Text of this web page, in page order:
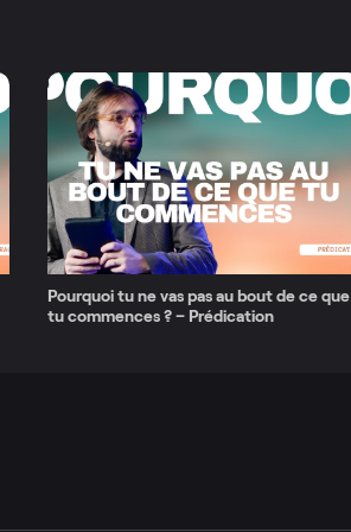
Pourquoi tu ne vas pas au bout de ce que
tu commences ? – Prédication